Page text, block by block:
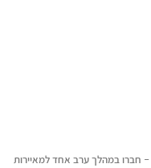
במהלך ערב אחד למאיירות